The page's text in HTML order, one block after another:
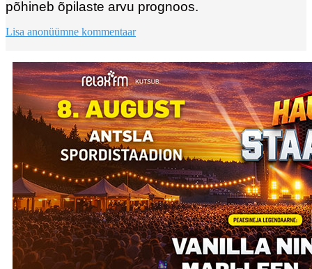
põhineb õpilaste arvu prognoos.
Lisa anonüümne kommentaar